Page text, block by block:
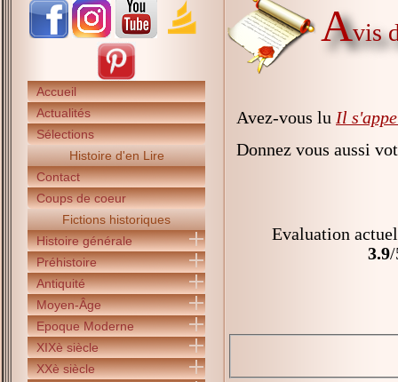
Accueil
Actualités
Sélections
Histoire d'en Lire
Contact
Coups de coeur
Fictions historiques
Histoire générale
Préhistoire
Antiquité
Moyen-Âge
Epoque Moderne
XIXè siècle
XXè siècle
Avis
Avez-vous lu Il
Donnez vous aussi
Evaluation
3.9/